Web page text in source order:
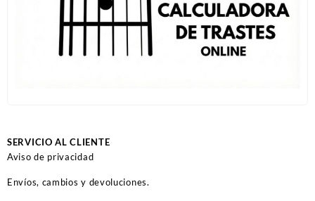
SERVICIO AL CLIENTE
Aviso de privacidad
Envíos, cambios y devoluciones.